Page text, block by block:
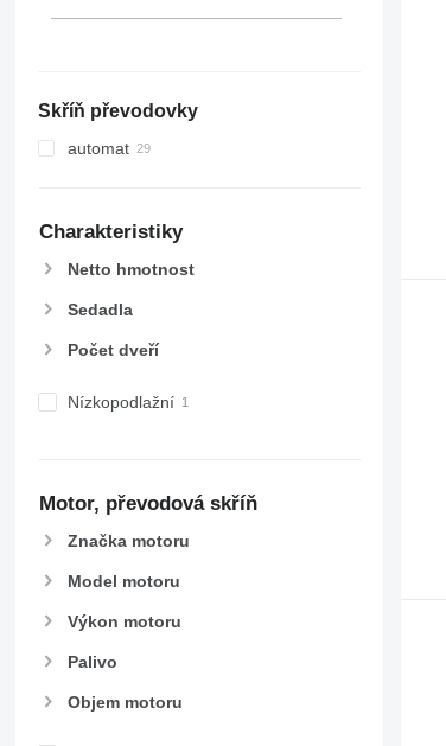
Skříň převodovky
automat
Charakteristiky
Netto hmotnost
Sedadla
Počet dveří
Nízkopodlažní
Motor, převodová skříň
Značka motoru
Model motoru
Výkon motoru
Palivo
Objem motoru